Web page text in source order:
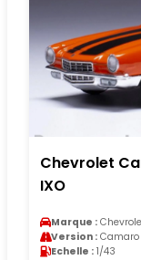
Chevrolet
IXO
Marque :
Version : Camaro
Echelle : 1/43